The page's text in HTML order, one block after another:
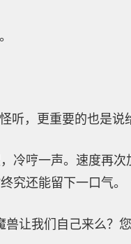
听，更重要的也是说
冷哼一声。速度再次
究还能留下一口气。
兽让我们自己来么